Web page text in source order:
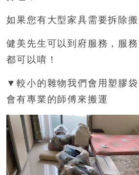
如果您有大型家具需要拆除搬
健美先生可以到府服務，服
都可以唷！
▼較小的雜物我們會用塑膠
會有專業的師傅來搬運